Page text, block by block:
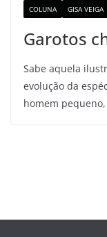
COLUNA GISA VEIGA
Garotos
Sabe aquela
evolução da
homem